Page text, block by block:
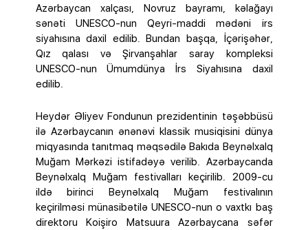
Azərbaycan xalçası, Novruz bayramı, kəlağayı
sənəti UNESCO-nun Qeyri-maddi mədəni irs
siyahısına daxil edilib. Bundan başqa, İçərişəhər,
Qız qalası və Şirvanşahlar saray kompleksi
UNESCO-nun Ümumdünya İrs Siyahısına daxil
edilib.
Heydər Əliyev Fondunun prezidentinin təşəbbüsü
ilə Azərbaycanın ənənəvi klassik musiqisini dünya
miqyasında tanıtmaq məqsədilə Bakıda Beynəlxalq
Muğam Mərkəzi istifadəyə verilib. Azərbaycanda
Beynəlxalq Muğam festivalları keçirilib. 2009-cu
ildə birinci Beynəlxalq Muğam festivalının
keçirilməsi münasibətilə UNESCO-nun o vaxtkı baş
direktoru Koişiro Matsuura Azərbaycana səfər